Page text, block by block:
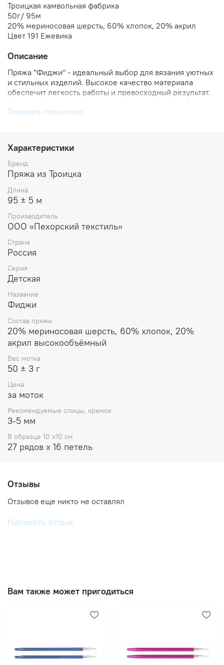
Троицкая камвольная фабрика
50г/ 95м
20% мериносовая шерсть, 60% хлопок, 20% акрил
Цвет 191 Ежевика
Описание
Пряжа "Фиджи" - идеальный выбор для вязания уютных
и стильных изделий. Высокое качество материала
обеспечит легкость работы и превосходный результат.
широкому спектру цветовых решений этой пряжи.
рукоделия!
Показать полностью
Характеристики
Бренд
Пряжа из Троицка
Длина
95 ± 5 м
Производитель
ООО «Пехорский текстиль»
Страна
Россия
Серия
Детская
Название
Фиджи
Состав пряжи
20% мериносовая шерсть, 60% хлопок, 20%
акрил высокообъёмный
Вес мотка
50 ± 3 г
Цена
за моток
Рекомендуемые спицы, крючок
3-5 мм
В образце 10 x10 см
27 рядов х 16 петель
Отзывы
Отзывов еще никто не оставлял
Написать отзыв
Вам также может пригодиться